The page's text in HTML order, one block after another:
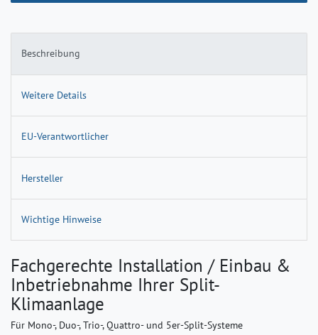
Beschreibung
Weitere Details
EU-Verantwortlicher
Hersteller
Wichtige Hinweise
Fachgerechte Installation / Einbau &
Inbetriebnahme Ihrer Split-
Klimaanlage
Für Mono-, Duo-, Trio-, Quattro- und 5er-Split-Systeme